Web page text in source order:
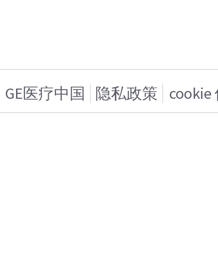
GE医疗中国 隐私政策 cookie